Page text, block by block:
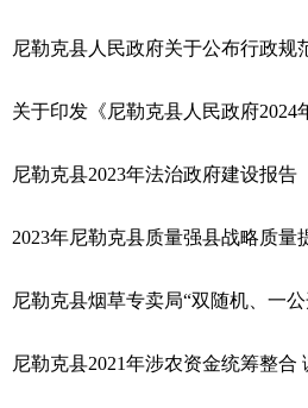
尼勒克县2023年法治政府建设报告
尼勒克县2021年涉农资金统筹整合